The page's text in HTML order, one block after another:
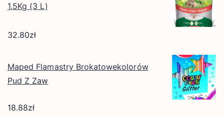
1,5Kg (3 L)
32.80zł
Maped Flamastry Brokatowekolorów
Pud Z Zaw
18.88zł